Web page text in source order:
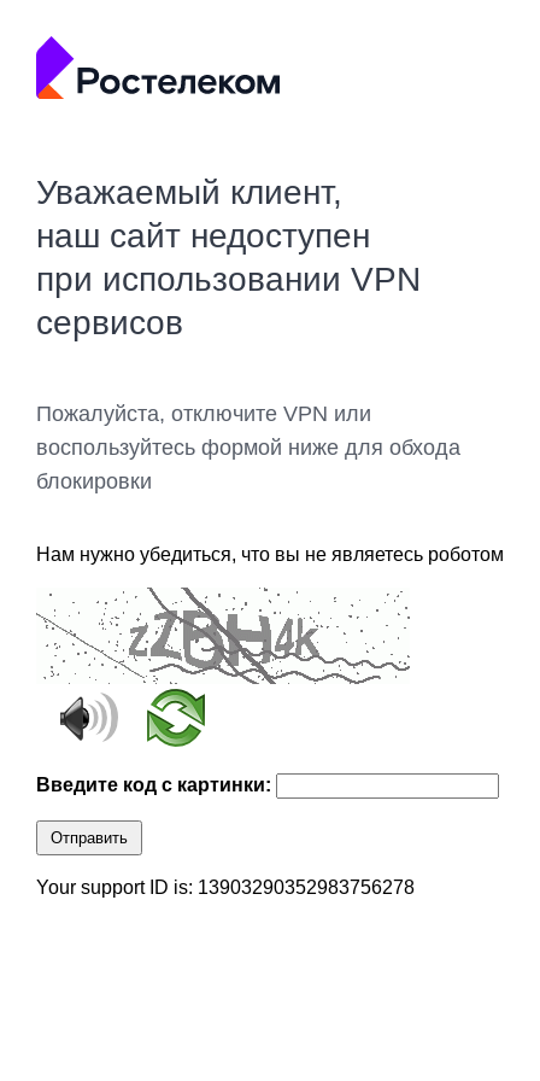
Уважаемый клиент,
наш сайт недоступен
при использовании VPN
сервисов
Пожалуйста, отключите VPN или
воспользуйтесь формой ниже для обхода
блокировки
Нам нужно убедиться, что вы не являетесь роботом
Введите код с картинки:
Отправить
Your support ID is: 13903290352983756278